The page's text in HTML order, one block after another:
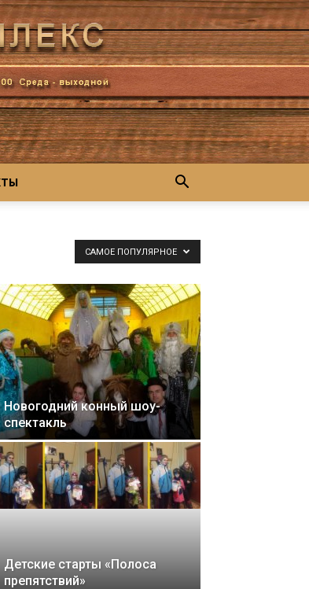
САМОЕ ПОПУЛЯРНОЕ
Новогодний конный шоу-
спектакль
Детские старты «Полоса
препятствий»